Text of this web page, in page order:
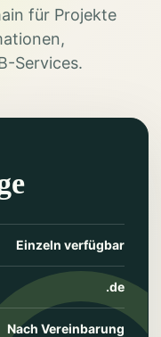
für Projekte
Services.
Einzeln verfügbar
.de
Nach Vereinbarung